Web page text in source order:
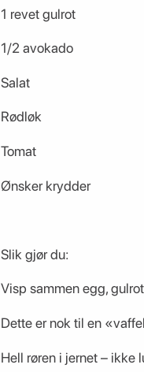
1 revet gulrot
1/2 avokado
Salat
Rødløk
Tomat
Ønsker krydder
Slik gjør du:
Visp sammen egg,
Dette er nok til en
Hell røren i jernet – ikke